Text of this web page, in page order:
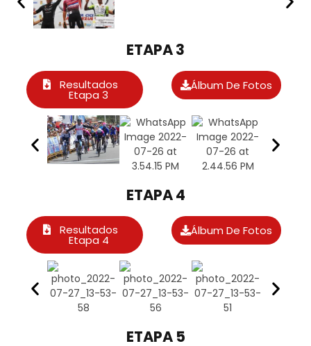
ETAPA 3
Resultados
Etapa 3
Álbum De Fotos
ETAPA 4
Resultados
Etapa 4
Álbum De Fotos
ETAPA 5